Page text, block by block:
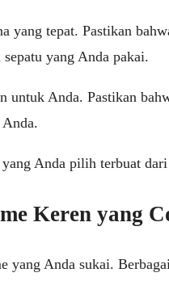
yang tepat. Pastikan
yang Anda pakai.
Anda. Pastikan
Anda pilih terbuat
Keren yang
yang Anda sukai.